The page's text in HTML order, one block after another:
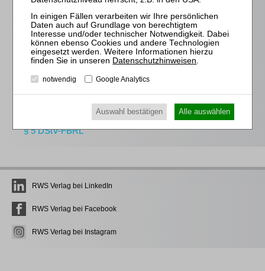
Für alle Endgeräte kompatible und browserbasierte
Online-Fortbildungen
Individuelle Assistenz bis zur Einwahl und Verbindung mit
unserem Online-Seminar
Hochwertige Unterlagen für die Teilnahme, ideal auch zum
Erwerb des anerkanntenRWS-Zertifikats
Teilnahmebescheinigungen gemäßGOI, § 15 FAO und
§ 5 DStV-FBRL
RWS Verlag bei LinkedIn
RWS Verlag bei Facebook
RWS Verlag bei Instagram
Datenschutzhinweisen.
notwendig Google Analytics
Auswahl bestätigen Alle auswählen